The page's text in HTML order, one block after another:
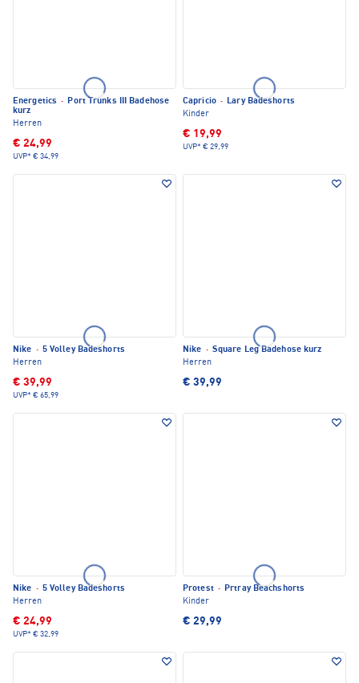
Energetics · Port Trunks III Badehose
kurz
Herren
€ 24,99
UVP* € 34,99
Capricio · Lary Badeshorts
Kinder
€ 19,99
UVP* € 29,99
Nike · 5 Volley Badeshorts
Herren
€ 39,99
UVP* € 65,99
Nike · Square Leg Badehose kurz
Herren
€ 39,99
Nike · 5 Volley Badeshorts
Herren
€ 24,99
UVP* € 32,99
Protest · Prtray Beachshorts
Kinder
€ 29,99